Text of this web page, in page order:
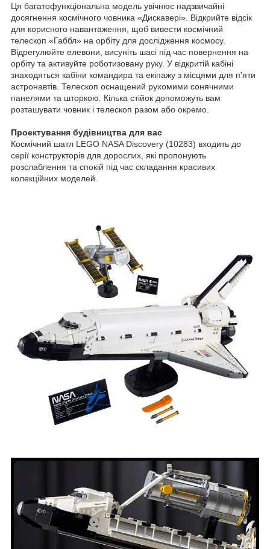
Ця багатофункціональна модель увічнює надзвичайні
досягнення космічного човника «Дискавері». Відкрийте відсік
для корисного навантаження, щоб вивести космічний
телескоп «Габбл» на орбіту для дослідження космосу.
Відрегулюйте елевони, висуніть шасі під час повернення на
орбіту та активуйте роботизовану руку. У відкритій кабіні
знаходяться кабіни командира та екіпажу з місцями для п'яти
астронавтів. Телескоп оснащений рухомими сонячними
панелями та шторкою. Кілька стійок допоможуть вам
розташувати човник і телескоп разом або окремо.
Проектування будівництва для вас
Космічний шатл LEGO NASA Discovery (10283) входить до
серії конструкторів для дорослих, які пропонують
розслаблення та спокій під час складання красивих
колекційних моделей.